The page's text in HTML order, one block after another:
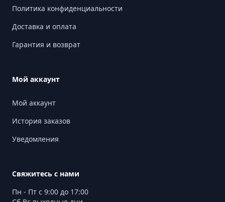
Политика конфиденциальности
Доставка и оплата
Гарантия и возврат
Мой аккаунт
Мой аккаунт
История заказов
Уведомления
Свяжитесь с нами
Пн - Пт с 9:00 до 17:00